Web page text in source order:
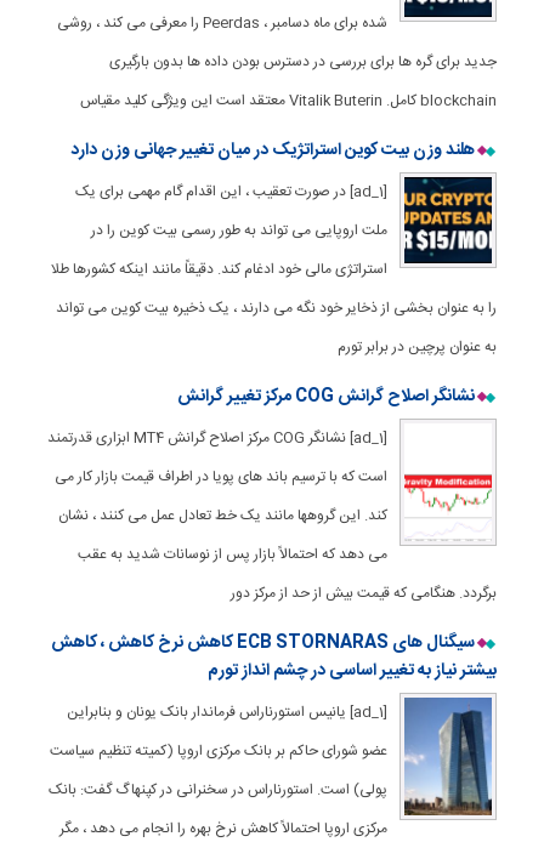
شده برای ماه دسامبر ، Peerdas را معرفی می کند ، روشی
جدید برای گره ها برای بررسی در دسترس بودن داده ها بدون بارگیری
blockchain کامل. Vitalik Buterin معتقد است این ویژگی کلید مقیاس
هلند وزن بیت کوین استراتژیک در میان تغییر جهانی وزن دارد
[ad_1] در صورت تعقیب ، این اقدام گام مهمی برای یک
ملت اروپایی می تواند به طور رسمی بیت کوین را در
استراتژی مالی خود ادغام کند. دقیقاً مانند اینکه کشورها طلا
را به عنوان بخشی از ذخایر خود نگه می دارند ، یک ذخیره بیت کوین می تواند
به عنوان پرچین در برابر تورم
نشانگر اصلاح گرانش COG مرکز تغییر گرانش
[ad_1] نشانگر COG مرکز اصلاح گرانش MT4 ابزاری قدرتمند
است که با ترسیم باند های پویا در اطراف قیمت بازار کار می
کند. این گروهها مانند یک خط تعادل عمل می کنند ، نشان
می دهد که احتمالاً بازار پس از نوسانات شدید به عقب
برگردد. هنگامی که قیمت بیش از حد از مرکز دور
سیگنال های ECB STORNARAS کاهش نرخ کاهش ، کاهش
بیشتر نیاز به تغییر اساسی در چشم انداز تورم
[ad_1] یانیس استورناراس فرماندار بانک یونان و بنابراین
عضو شورای حاکم بر بانک مرکزی اروپا (کمیته تنظیم سیاست
پولی) است. استورناراس در سخنرانی در کپنهاگ گفت: بانک
مرکزی اروپا احتمالاً کاهش نرخ بهره را انجام می دهد ، مگر